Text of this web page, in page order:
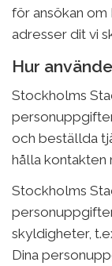
för ansökan
adresser dit vi
Hur
Stockholms
och beställda
hålla kontakten
Stockholms
skyldigheter,
Dina